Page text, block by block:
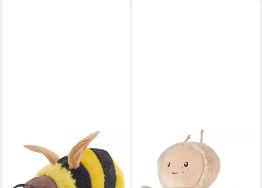
Kuscheltier Wild Republic -
Kuscheltier - Pocketkins Eco -
Biene